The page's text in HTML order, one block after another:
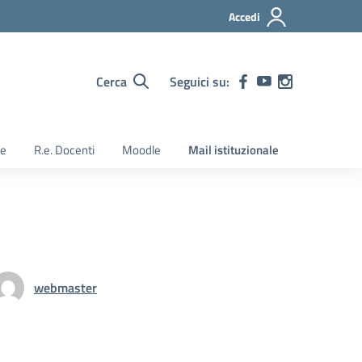
Accedi
Cerca Seguici su:
R.e. Docenti Moodle Mail istituzionale
webmaster